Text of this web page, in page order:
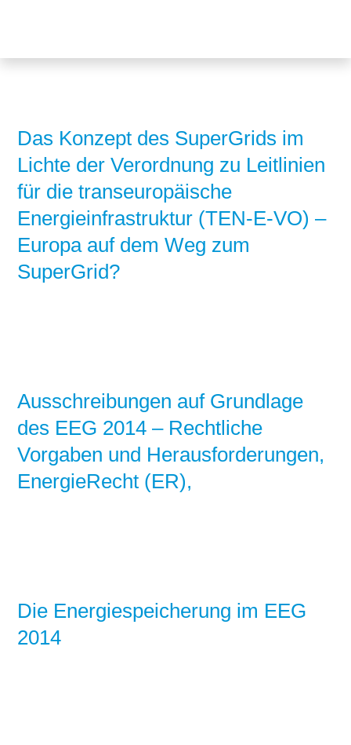
Genehmigungen
Grundsatzfragen
Wasserstoff
Blog
Karriere
Infomaterial
Das Konzept des SuperGrids im
Lichte der Verordnung zu Leitlinien
für die transeuropäische
Energieinfrastruktur (TEN-E-VO) –
Europa auf dem Weg zum
SuperGrid?
Ausschreibungen auf Grundlage
des EEG 2014 – Rechtliche
Vorgaben und Herausforderungen,
EnergieRecht (ER),
Die Energiespeicherung im EEG
2014